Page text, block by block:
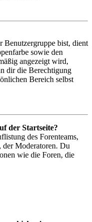
Benutzergruppe bist, dient
sowie den
angezeigt wird,
dir die Berechtigung
Bereich selbst
der Startseite?
des Forenteams,
der Moderatoren. Du
wie die Foren, die